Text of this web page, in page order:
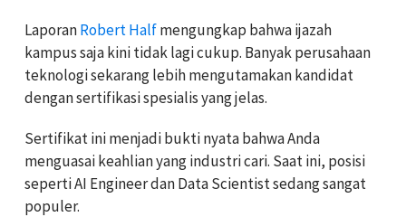
LaporanRobert Halfmengungkap bahwa ijazah
kampus saja kini tidak lagi cukup. Banyak perusahaan
teknologi sekarang lebih mengutamakan kandidat
dengan sertifikasi spesialis yang jelas.
Sertifikat ini menjadi bukti nyata bahwa Anda
menguasai keahlian yang industri cari. Saat ini, posisi
seperti AI Engineer dan Data Scientist sedang sangat
populer.